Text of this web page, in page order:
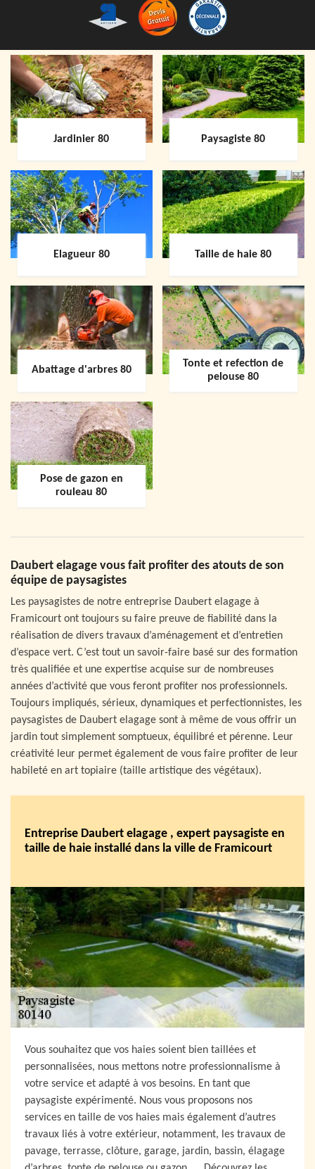
Jardinier 80 Paysagiste 80
Elagueur 80 Taille de haie 80
Abattage d'arbres 80
Tonte et refection de
pelouse 80
Pose de gazon en
rouleau 80
Daubert elagage vous fait profiter des atouts de son
équipe de paysagistes
Les paysagistes de notre entreprise Daubert elagage à
Framicourt ont toujours su faire preuve de fiabilité dans la
réalisation de divers travaux d’aménagement et d’entretien
d’espace vert. C’est tout un savoir-faire basé sur des formation
très qualifiée et une expertise acquise sur de nombreuses
années d’activité que vous feront profiter nos professionnels.
Toujours impliqués, sérieux, dynamiques et perfectionnistes, les
paysagistes de Daubert elagage sont à même de vous offrir un
jardin tout simplement somptueux, équilibré et pérenne. Leur
créativité leur permet également de vous faire profiter de leur
habileté en art topiaire (taille artistique des végétaux).
Entreprise Daubert elagage , expert paysagiste en
taille de haie installé dans la ville de Framicourt
Vous souhaitez que vos haies soient bien taillées et
personnalisées, nous mettons notre professionnalisme à
votre service et adapté à vos besoins. En tant que
paysagiste expérimenté. Nous vous proposons nos
services en taille de vos haies mais également d’autres
travaux liés à votre extérieur, notamment, les travaux de
pavage, terrasse, clôture, garage, jardin, bassin, élagage